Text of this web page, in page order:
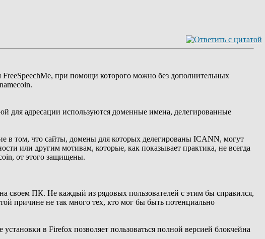
при помощи которого можно без дополнительных
для адресации используются доменные имена, делегированные
в том, что сайты, домены для которых делегированы ICANN, могут
или другим мотивам, которые, как показывает практика, не всегда
от этого защищены.
своем ПК. Не каждый из рядовых пользователей с этим бы справился,
причине не так много тех, кто мог бы быть потенциально
в Firefox позволяет пользоваться полной версией блокчейна